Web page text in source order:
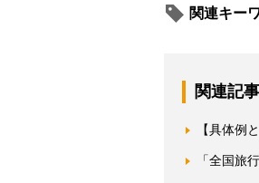
関連キー
関連記事
【具体例
「全国旅